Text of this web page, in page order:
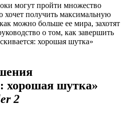
могут пройти множество
хочет получить максимальную
можно больше ее мира, захотят
о том, как завершить
хорошая шутка»
хорошая шутка»
2